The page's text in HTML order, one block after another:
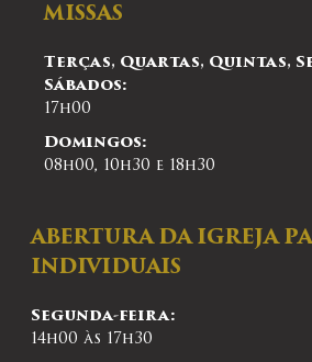
MISSAS
Terças, Quartas, Quintas,
Sábados:
17h00
Domingos:
08h00, 10h30 e 18h30
ABERTURA DA IGREJA
INDIVIDUAIS
Segunda-feira:
14h00 às 17h30